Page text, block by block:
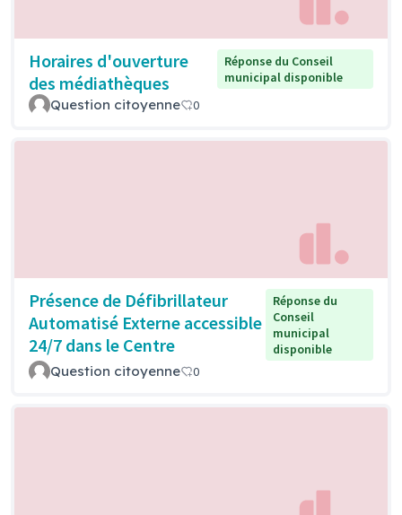
Horaires d'ouverture
des médiathèques
Réponse du Conseil
municipal disponible
Question citoyenne 0
Présence de Défibrillateur
Automatisé Externe accessible
24/7 dans le Centre
Réponse du
Conseil
municipal
disponible
Question citoyenne 0